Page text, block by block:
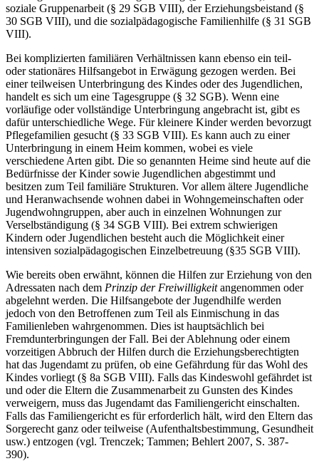
soziale Gruppenarbeit (§ 29 SGB VIII), der Erziehungsbeistand (§
30 SGB VIII), und die sozialpädagogische Familienhilfe (§ 31 SGB
VIII).
Bei komplizierten familiären Verhältnissen kann ebenso ein teil-
oder stationäres Hilfsangebot in Erwägung gezogen werden. Bei
einer teilweisen Unterbringung des Kindes oder des Jugendlichen,
handelt es sich um eine Tagesgruppe (§ 32 SGB). Wenn eine
vorläufige oder vollständige Unterbringung angebracht ist, gibt es
dafür unterschiedliche Wege. Für kleinere Kinder werden bevorzugt
Pflegefamilien gesucht (§ 33 SGB VIII). Es kann auch zu einer
Unterbringung in einem Heim kommen, wobei es viele
verschiedene Arten gibt. Die so genannten Heime sind heute auf die
Bedürfnisse der Kinder sowie Jugendlichen abgestimmt und
besitzen zum Teil familiäre Strukturen. Vor allem ältere Jugendliche
und Heranwachsende wohnen dabei in Wohngemeinschaften oder
Jugendwohngruppen, aber auch in einzelnen Wohnungen zur
Verselbständigung (§ 34 SGB VIII). Bei extrem schwierigen
Kindern oder Jugendlichen besteht auch die Möglichkeit einer
intensiven sozialpädagogischen Einzelbetreuung (§35 SGB VIII).
Wie bereits oben erwähnt, können die Hilfen zur Erziehung von den
Adressaten nach dem Prinzip der Freiwilligkeitangenommen oder
abgelehnt werden. Die Hilfsangebote der Jugendhilfe werden
jedoch von den Betroffenen zum Teil als Einmischung in das
Familienleben wahrgenommen. Dies ist hauptsächlich bei
Fremdunterbringungen der Fall. Bei der Ablehnung oder einem
vorzeitigen Abbruch der Hilfen durch die Erziehungsberechtigten
hat das Jugendamt zu prüfen, ob eine Gefährdung für das Wohl des
Kindes vorliegt (§ 8a SGB VIII). Falls das Kindeswohl gefährdet ist
und oder die Eltern die Zusammenarbeit zu Gunsten des Kindes
verweigern, muss das Jugendamt das Familiengericht einschalten.
Falls das Familiengericht es für erforderlich hält, wird den Eltern das
Sorgerecht ganz oder teilweise (Aufenthaltsbestimmung, Gesundheit
usw.) entzogen (vgl. Trenczek; Tammen; Behlert 2007, S. 387-
390).